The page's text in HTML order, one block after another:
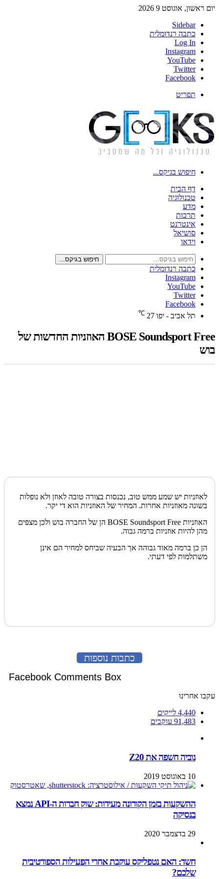
יום ראשון, אוגוסט 9 2026
Sidebar
כתבה רנדומלית
Log In
Instagram
YouTube
Twitter
Facebook
תפריט
חיפוש בגיקס...
דף הבית
טכנולוגיה
מדע
תרבות
אינטרנט
סושיאל
וידאו
חיפוש בגיקס...
כתבה רנדומלית
Instagram
YouTube
Twitter
Facebook
תל אביב - יפו 27
℃
BOSE Soundsport Free האוזניות החדשות של
בוש
לאוזניות יש שמע ממש טוב, נכנסות בצורה טובה לאוזן ולא נופלות
בשונה מאוזניות אחרות. המחיר של האוזניות הוא די יקר.
האוזניות BOSE Soundsport Free הן של החברה בוש ולכן מצפים
מהן להיות אוזניות ברמה גבוה.
הן כן ברמה מאוד גבוהה אך הבעיה שביחס למחיר הם אינן
משתלמות לפי דעתי.
כתבות נוספות
Facebook Comments Box
עקבו אחרינו
4,440 לייקים
91,483 עוקבים
נוביה חשפה את Z20
10 באוגוסט 2019
ההשקעות בזמן הקורונה מעידות: שוק חברות ה-API נמצא
בנסיקה
29 בדצמבר 2020
חשד: האם נטפליקס עוקבת אחרי הפעילות הספורטיבית
שלכם?